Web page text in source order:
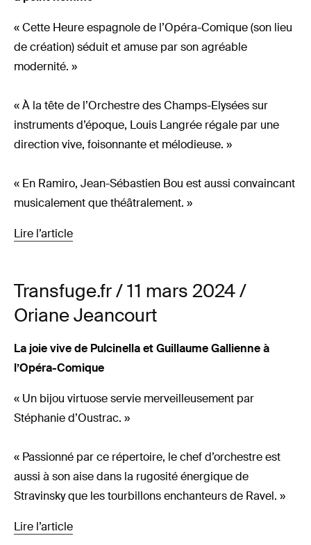
« Cette Heure espagnole de l’Opéra-Comique (son lieu
de création) séduit et amuse par son agréable
modernité. »
« À la tête de l’Orchestre des Champs-Elysées sur
instruments d’époque, Louis Langrée régale par une
direction vive, foisonnante et mélodieuse. »
« En Ramiro, Jean-Sébastien Bou est aussi convaincant
musicalement que théâtralement. »
Lire l’article
Transfuge.fr / 11 mars 2024 /
Oriane Jeancourt
La joie vive de Pulcinella et Guillaume Gallienne à
l’Opéra-Comique
« Un bijou virtuose servie merveilleusement par
Stéphanie d’Oustrac. »
« Passionné par ce répertoire, le chef d’orchestre est
aussi à son aise dans la rugosité énergique de
Stravinsky que les tourbillons enchanteurs de Ravel. »
Lire l’article